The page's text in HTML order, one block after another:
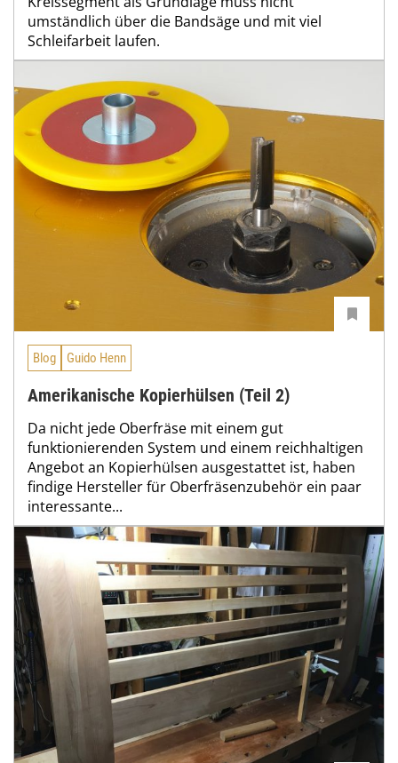
umständlich über die Bandsäge und mit viel
Schleifarbeit laufen.
Blog Guido Henn
Amerikanische Kopierhülsen (Teil 2)
Da nicht jede Oberfräse mit einem gut
funktionierenden System und einem reichhaltigen
Angebot an Kopierhülsen ausgestattet ist, haben
findige Hersteller für Oberfräsenzubehör ein paar
interessante...